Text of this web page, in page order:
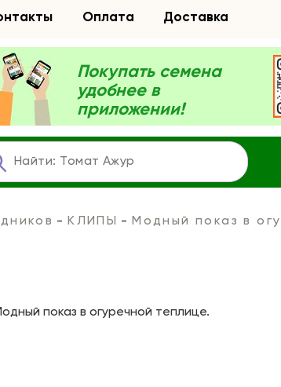
Оплата Доставка
Покупать семена
удобнее в
приложении!
КЛИПЫ Модный показ в
показ в огуречной теплице.